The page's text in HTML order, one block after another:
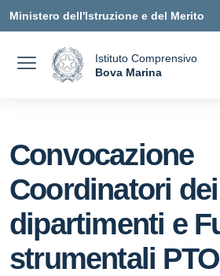
Ministero dell'Istruzione e del Merito
Istituto Comprensivo
Bova Marina
Convocazione
Coordinatori dei
dipartimenti e
strumentali